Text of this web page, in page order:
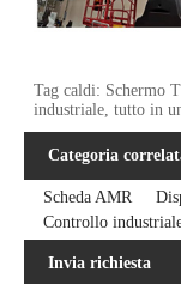
Tag caldi: Schermo
industriale, tutto in
Categoria
Scheda AMR
Controllo
Invia richiesta